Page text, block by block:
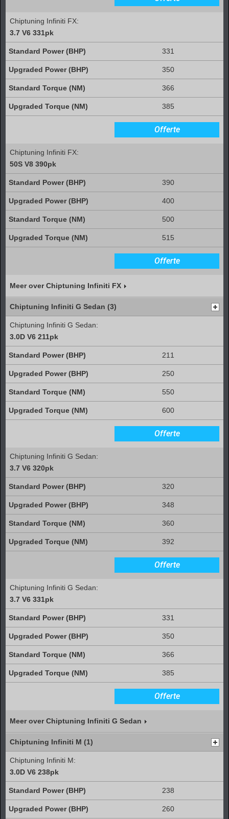
Chiptuning Infiniti FX:
3.7 V6 331pk
331
350
366
385
Offerte
Chiptuning Infiniti FX:
50S V8 390pk
390
400
500
515
Offerte
Meer over Chiptuning Infiniti FX
Chiptuning Infiniti G Sedan (3)
Chiptuning Infiniti G Sedan:
3.0D V6 211pk
211
250
550
600
Offerte
Chiptuning Infiniti G Sedan:
3.7 V6 320pk
320
348
360
392
Offerte
Chiptuning Infiniti G Sedan:
3.7 V6 331pk
331
350
366
385
Offerte
Meer over Chiptuning Infiniti G Sedan
Chiptuning Infiniti M (1)
Chiptuning Infiniti M:
3.0D V6 238pk
238
260